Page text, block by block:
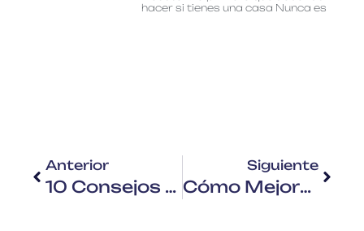
hacer si tienes una casa Nunca es
Anterior
10 Consejos Para Reducir Tu Factura Energética Este Invierno
Siguiente
Cómo Mejorar La Calidad Del Aire Interior Este Invierno